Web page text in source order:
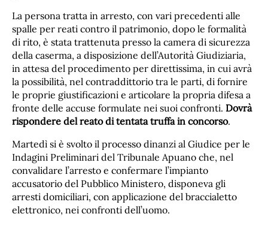
La persona tratta in arresto, con vari precedenti alle
spalle per reati contro il patrimonio, dopo le formalità
di rito, è stata trattenuta presso la camera di sicurezza
della caserma, a disposizione dell’Autorità Giudiziaria,
in attesa del procedimento per direttissima, in cui avrà
la possibilità, nel contraddittorio tra le parti, di fornire
le proprie giustificazioni e articolare la propria difesa a
fronte delle accuse formulate nei suoi confronti. Dovrà
rispondere del reato di tentata truffa in concorso.
Martedì si è svolto il processo dinanzi al Giudice per le
Indagini Preliminari del Tribunale Apuano che, nel
convalidare l’arresto e confermare l’impianto
accusatorio del Pubblico Ministero, disponeva gli
arresti domiciliari, con applicazione del braccialetto
elettronico, nei confronti dell’uomo.